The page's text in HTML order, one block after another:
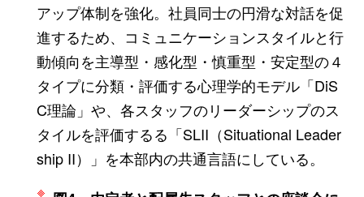
アップ体制を強化。社員同士の円滑な対話を促
進するため、コミュニケーションスタイルと行
動傾向を主導型・感化型・慎重型・安定型の４
タイプに分類・評価する心理学的モデル「DiS
C理論」や、各スタッフのリーダーシップのス
タイルを評価するる「SLII（Situational Leader
ship II）」を本部内の共通言語にしている。